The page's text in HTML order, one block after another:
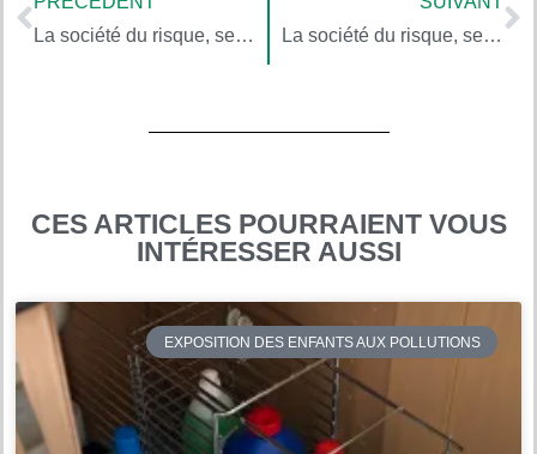
La société du risque, selon Ulrich Beck 5
La société du risque, selon Ulrich Beck 7
CES ARTICLES POURRAIENT VOUS
INTÉRESSER AUSSI
EXPOSITION DES ENFANTS AUX POLLUTIONS